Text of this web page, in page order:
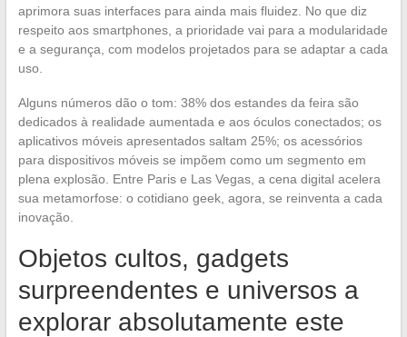
aprimora suas interfaces para ainda mais fluidez. No que diz
respeito aos smartphones, a prioridade vai para a modularidade
e a segurança, com modelos projetados para se adaptar a cada
uso.
Alguns números dão o tom: 38% dos estandes da feira são
dedicados à realidade aumentada e aos óculos conectados; os
aplicativos móveis apresentados saltam 25%; os acessórios
para dispositivos móveis se impõem como um segmento em
plena explosão. Entre Paris e Las Vegas, a cena digital acelera
sua metamorfose: o cotidiano geek, agora, se reinventa a cada
inovação.
Objetos cultos, gadgets
surpreendentes e universos a
explorar absolutamente este